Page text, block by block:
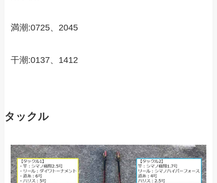
満潮:0725、2045
干潮:0137、1412
タックル